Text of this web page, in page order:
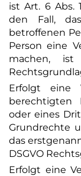
ist Art. 6 Abs.
den Fall,
betroffenen
Person eine
machen,
Erfolgt eine
berechtigten
oder eines
Grundrechte
das
DSGVO
Erfolgt eine